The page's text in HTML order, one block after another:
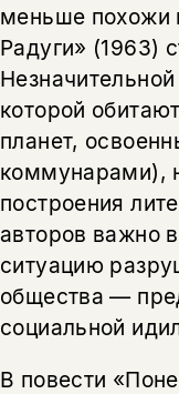
меньше похожи
Радуги» (1963)
которой
планет,
коммунарами),
построения
авторов важно
ситуацию
общества —
социальной
В повести